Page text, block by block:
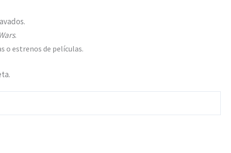
.
o estrenos de películas.